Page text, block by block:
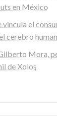
en México
vincula el
cerebro
Mora,
de Xolos